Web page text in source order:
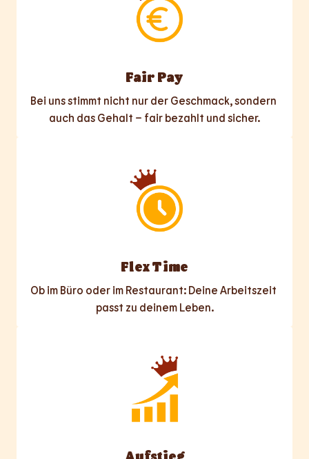
Fair Pay
Bei uns stimmt nicht nur der Geschmack, sondern
auch das Gehalt – fair bezahlt und sicher.
Flex Time
Ob im Büro oder im Restaurant: Deine Arbeitszeit
passt zu deinem Leben.
Aufstieg